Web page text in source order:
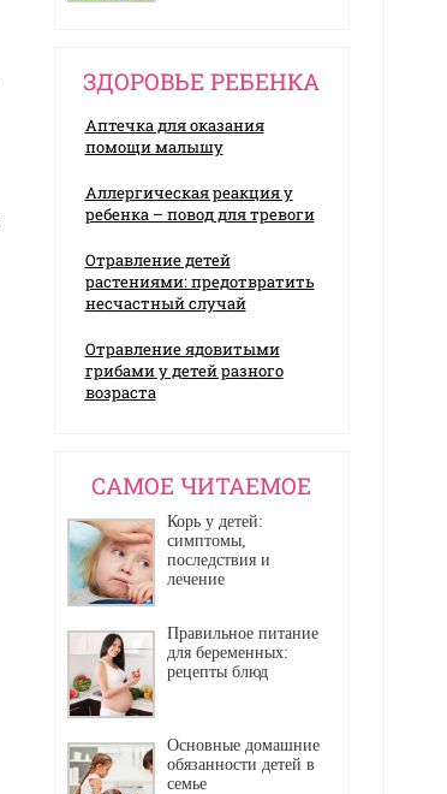
ЗДОРОВЬЕ РЕБЕНКА
Аптечка для оказания
помощи малышу
Аллергическая реакция у
ребенка – повод для тревоги
Отравление детей
растениями: предотвратить
несчастный случай
Отравление ядовитыми
грибами у детей разного
возраста
CАМОЕ ЧИТАЕМОЕ
Корь у детей:
симптомы,
последствия и
лечение
Правильное питание
для беременных:
рецепты блюд
Основные домашние
обязанности детей в
семье